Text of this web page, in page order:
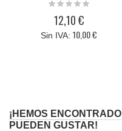
Rating:
12,10 €
10,00 €
¡HEMOS
PUEDEN GUSTAR!